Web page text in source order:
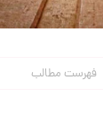
فهرست مطالب